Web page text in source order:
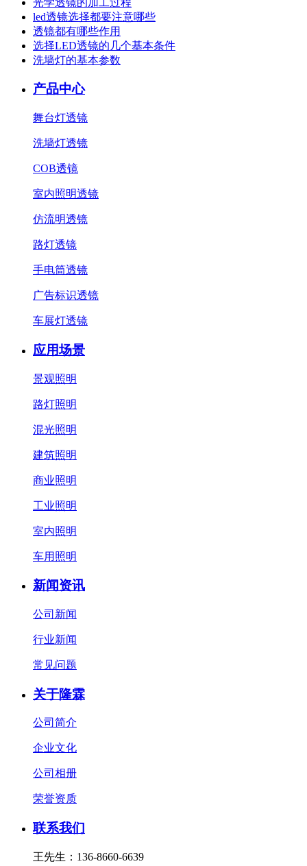
led透镜选择都要注意哪些
透镜都有哪些作用
选择LED透镜的几个基本条件
洗墙灯的基本参数
产品中心
舞台灯透镜
洗墙灯透镜
COB透镜
室内照明透镜
仿流明透镜
路灯透镜
手电筒透镜
广告标识透镜
车展灯透镜
应用场景
景观照明
路灯照明
混光照明
建筑照明
商业照明
工业照明
室内照明
车用照明
新闻资讯
公司新闻
行业新闻
常见问题
关于隆霖
公司简介
企业文化
公司相册
荣誉资质
联系我们
王先生：136-8660-6639